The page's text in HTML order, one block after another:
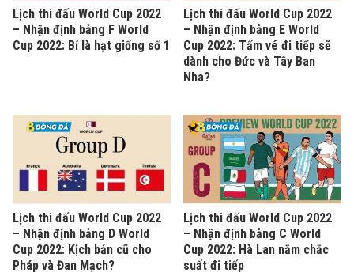
Lịch thi đấu World Cup 2022
– Nhận định bảng F World
Cup 2022: Bỉ là hạt giống số 1
Lịch thi đấu World Cup 2022
– Nhận định bảng E World
Cup 2022: Tấm vé đi tiếp sẽ
dành cho Đức và Tây Ban
Nha?
Lịch thi đấu World Cup 2022
– Nhận định bảng D World
Cup 2022: Kịch bản cũ cho
Pháp và Đan Mạch?
Lịch thi đấu World Cup 2022
– Nhận định bảng C World
Cup 2022: Hà Lan nắm chắc
suất đi tiếp